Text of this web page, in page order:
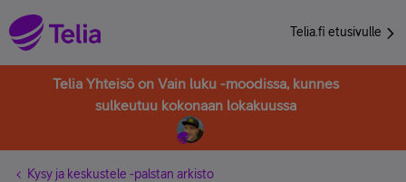
Telia.fi etusivulle
Telia Yhteisö on Vain luku -moodissa, kunnes
sulkeutuu kokonaan lokakuussa
Kysy ja keskustele -palstan arkisto